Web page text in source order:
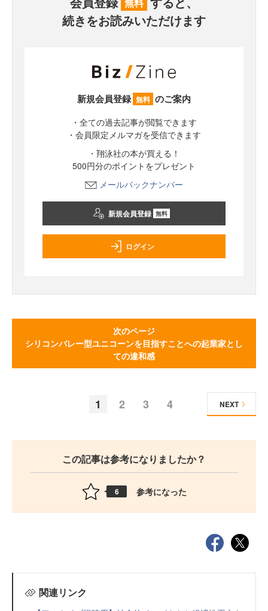
続きをお読みいただけます
新規会員登録 無料 のご案内
・全ての過去記事が閲覧できます
・会員限定メルマガを受信できます
・翔泳社の本が買える！
500円分のポイントをプレゼント
メールバックナンバー
新規会員登録 無料
ログイン
次のページ
シリコンバレー型ユニコーンを目指すことへの起業家とし
ての違和感
1 2 3 4 NEXT
この記事は参考になりましたか？
6 参考になった
関連リンク